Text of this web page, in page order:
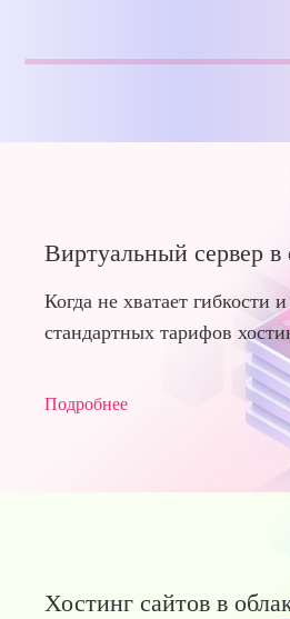
Виртуальный сервер в
Когда не хватает гибкости
стандартных тарифов
Подробнее
Хостинг сайтов в